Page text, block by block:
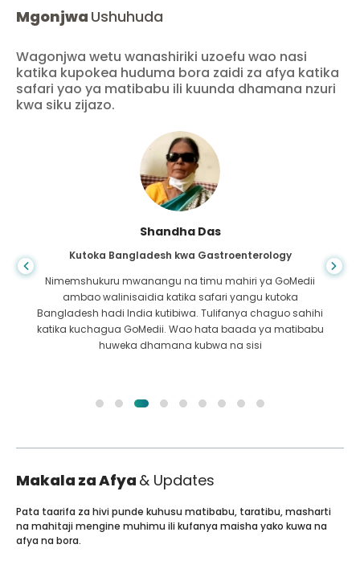
Mgonjwa Ushuhuda
Wagonjwa wetu wanashiriki uzoefu wao nasi
katika kupokea huduma bora zaidi za afya katika
safari yao ya matibabu ili kuunda dhamana nzuri
kwa siku zijazo.
Shandha Das
Kutoka Bangladesh kwa Gastroenterology
Nimemshukuru mwanangu na timu mahiri ya GoMedii
ambao walinisaidia katika safari yangu kutoka
Bangladesh hadi India kutibiwa. Tulifanya chaguo sahihi
katika kuchagua GoMedii. Wao hata baada ya matibabu
huweka dhamana kubwa na sisi
Makala za Afya & Updates
Pata taarifa za hivi punde kuhusu matibabu, taratibu, masharti
na mahitaji mengine muhimu ili kufanya maisha yako kuwa na
afya na bora.